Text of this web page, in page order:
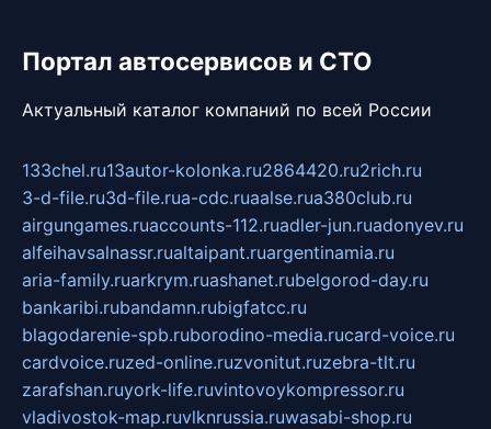
Портал автосервисов и СТО
Актуальный каталог компаний по всей России
133chel.ru13autor-kolonka.ru2864420.ru2rich.ru
3-d-file.ru3d-file.rua-cdc.ruaalse.rua380club.ru
airgungames.ruaccounts-112.ruadler-jun.ruadonyev.ru
alfeihavsalnassr.rualtaipant.ruargentinamia.ru
aria-family.ruarkrym.ruashanet.rubelgorod-day.ru
bankaribi.rubandamn.rubigfatcc.ru
blagodarenie-spb.ruborodino-media.rucard-voice.ru
cardvoice.ruzed-online.ruzvonitut.ruzebra-tlt.ru
zarafshan.ruyork-life.ruvintovoykompressor.ru
vladivostok-map.ruvlknrussia.ruwasabi-shop.ru